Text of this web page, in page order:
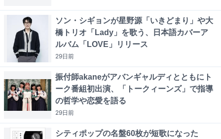
ソン・シギョンが星野源「いきどまり」や大
橋トリオ「Lady」を歌う、日本語カバーア
ルバム「LOVE」リリース
29日前
振付師akaneがアバンギャルディとともにト
ーク番組初出演、「トークィーンズ」で指導
の哲学や恋愛を語る
29日前
シティポップの名盤60枚が短歌になった